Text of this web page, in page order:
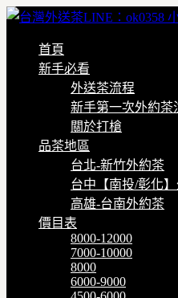
首頁
新手必看
外送茶流程
新手第一次外約茶
關於打槍
品茶地區
台北-新竹外約茶
台中【南投/彰化
高雄-台南外約茶
價目表
8000-12000
7000-10000
8000
6000-9000